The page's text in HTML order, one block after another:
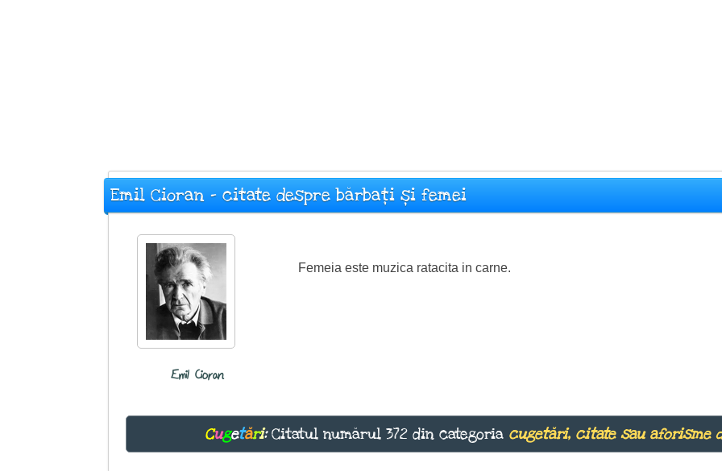
Emil Cioran - citate despre bărbați și femei
Emil Cioran
Femeia este muzica ratacita in carne.
Cugetări:Citatul numărul 372 din categoria cugetări, citate sau aforisme